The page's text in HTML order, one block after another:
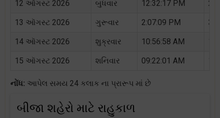
12 ઑગસ્ટ 2026 બુધવાર 12:32:17 PM
13 ઑગસ્ટ 2026 ગુરૂવાર 2:07:09 PM
14 ઑગસ્ટ 2026 શુક્રવાર 10:56:58 AM
15 ઑગસ્ટ 2026 શનિવાર 09:22:01 AM
નોંધ: આપેલ સમય 24 કલાક ના પ્રારૂપ માં છે
બીજા શહેરો માટે રાહુકાળ